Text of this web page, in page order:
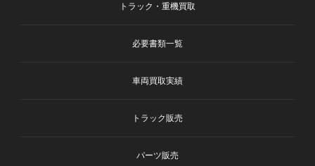
トラック・重機買取
必要書類一覧
車両買取実績
トラック販売
パーツ販売